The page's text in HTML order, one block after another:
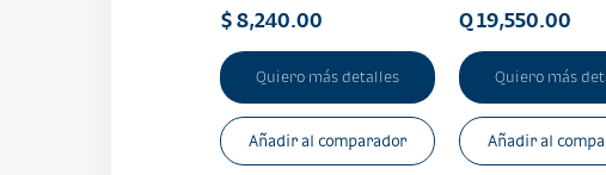
$ 8,240.00
Quiero más detalles
Añadir al comparador
Q 19,550.00
Quiero más
Añadir al